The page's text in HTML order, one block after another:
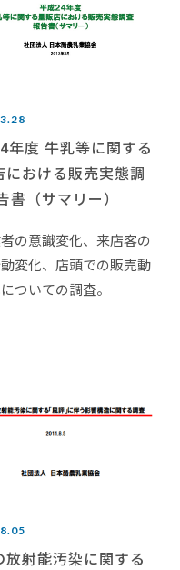
年度 牛乳等に関する
における販売実態調
書（サマリー）
の意識変化、来店客の
変化、店頭での販売動
ついての調査。
放射能汚染に関する